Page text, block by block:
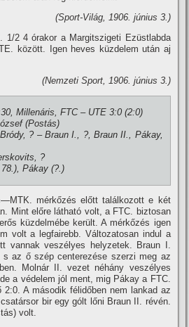
(Sport-Világ, 1906. június 3.)
1/2 4 órakor a Margitszigeti Ezüstlabda
között. Igen heves küzdelem után aj
(Nemzeti Sport, 1906. június 3.)
Millenáris, FTC – UTE 3:0 (2:0)
(Postás)
? – Braun I., ?, Braun II., Pákay,
?
Pákay (?.)
mérkőzés előtt találkozott e két
Mint előre látható volt, a FTC. biztosan
küzdelmébe került. A mérkőzés igen
volt a legfairebb. Változatosan indul a
vannak veszélyes helyzetek. Braun I.
az ő szép centerezése szerzi meg az
Molnár II. vezet néhány veszélyes
a védelem jól ment, mig Pákay a FTC.
A második félidőben nem lankad az
bir egy gólt lőni Braun II. révén.
volt.